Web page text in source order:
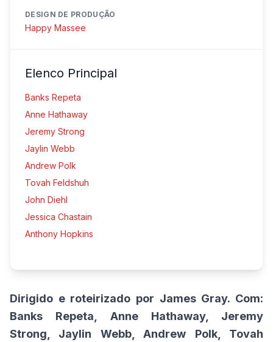
DESIGN DE PRODUÇÃO
Happy Massee
Elenco Principal
Banks Repeta
Anne Hathaway
Jeremy Strong
Jaylin Webb
Andrew Polk
Tovah Feldshuh
John Diehl
Jessica Chastain
Anthony Hopkins
Dirigido e roteirizado por James Gray. Com:
Banks Repeta, Anne Hathaway, Jeremy
Strong, Jaylin Webb, Andrew Polk, Tovah